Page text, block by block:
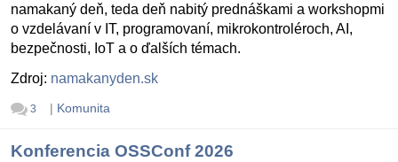
namakaný deň, teda deň nabitý prednáškami a workshopmi
o vzdelávaní v IT, programovaní, mikrokontroléroch, AI,
bezpečnosti, IoT a o ďalších témach.
Zdroj: namakanyden.sk
3 | Komunita
Konferencia OSSConf 2026